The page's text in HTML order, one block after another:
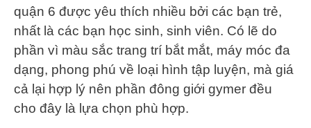
quận 6 được yêu thích nhiều bởi các bạn trẻ,
nhất là các bạn học sinh, sinh viên. Có lẽ do
phần vì màu sắc trang trí bắt mắt, máy móc đa
dạng, phong phú về loại hình tập luyện, mà giá
cả lại hợp lý nên phần đông giới gymer đều
cho đây là lựa chọn phù hợp.